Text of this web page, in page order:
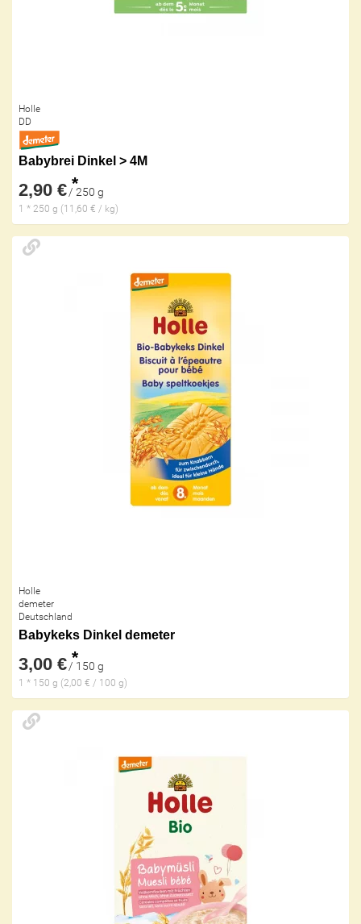
Holle
DD
Babybrei Dinkel > 4M
2,90 € *
/ 250 g
1 * 250 g (11,60 € / kg)
Holle
demeter
Deutschland
Babykeks Dinkel demeter
3,00 € *
/ 150 g
1 * 150 g (2,00 € / 100 g)